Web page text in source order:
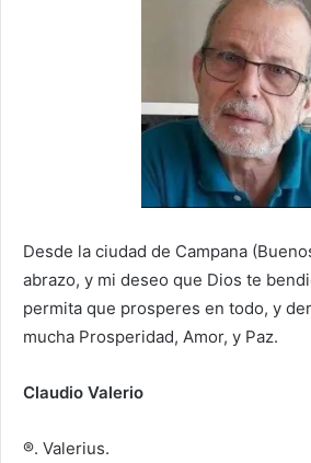
Desde la ciudad de Campana
abrazo, y mi deseo que Dios te
permita que prosperes en todo, y
mucha Prosperidad, Amor, y Paz.
Claudio Valerio
®. Valerius.